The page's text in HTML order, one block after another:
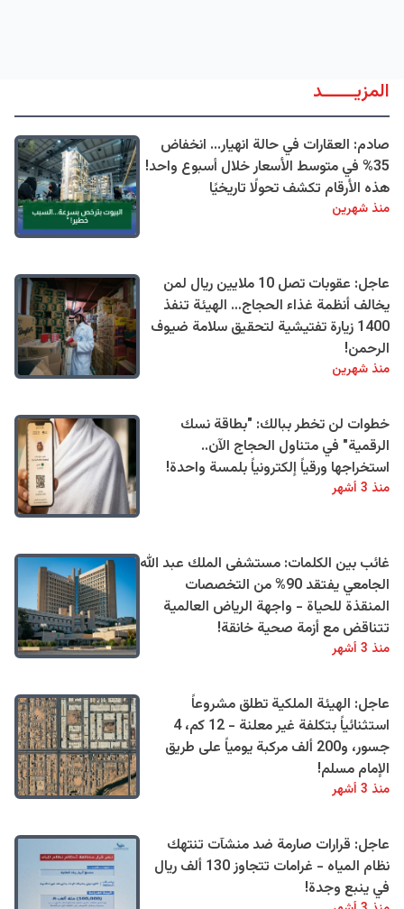
المزيــــــد
صادم: العقارات في حالة انهيار... انخفاض
35% في متوسط الأسعار خلال أسبوع واحد!
هذه الأرقام تكشف تحولًا تاريخيًا
منذ شهرين
عاجل: عقوبات تصل 10 ملايين ريال لمن
يخالف أنظمة غذاء الحجاج… الهيئة تنفذ
1400 زيارة تفتيشية لتحقيق سلامة ضيوف
الرحمن!
منذ شهرين
خطوات لن تخطر ببالك: "بطاقة نسك
الرقمية" في متناول الحجاج الآن..
استخراجها ورقياً إلكترونياً بلمسة واحدة!
منذ 3 أشهر
غائب بين الكلمات: مستشفى الملك عبد الله
الجامعي يفتقد 90% من التخصصات
المنقذة للحياة - واجهة الرياض العالمية
تتناقض مع أزمة صحية خانقة!
منذ 3 أشهر
عاجل: الهيئة الملكية تطلق مشروعاً
استثنائياً بتكلفة غير معلنة - 12 كم، 4
جسور، و200 ألف مركبة يومياً على طريق
الإمام مسلم!
منذ 3 أشهر
عاجل: قرارات صارمة ضد منشآت تنتهك
نظام المياه - غرامات تتجاوز 130 ألف ريال
في ينبع وجدة!